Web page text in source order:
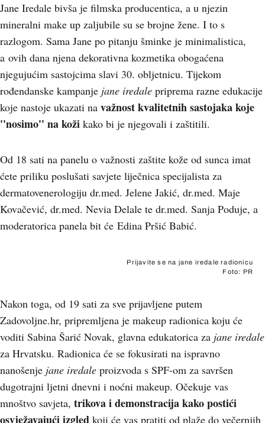
Jane Iredale bivša je filmska producentica, a u njezin
mineralni make up zaljubile su se brojne žene. I to s
razlogom. Sama Jane po pitanju šminke je minimalistica,
a ovih dana njena dekorativna kozmetika obogaćena
njegujućim sastojcima slavi 30. obljetnicu. Tijekom
rođendanske kampanje jane iredale priprema razne edukacije
koje nastoje ukazati na važnost kvalitetnih sastojaka koje
''nosimo'' na koži kako bi je njegovali i zaštitili.
Od 18 sati na panelu o važnosti zaštite kože od sunca imat
ćete priliku poslušati savjete liječnica specijalista za
dermatovenerologiju dr.med. Jelene Jakić, dr.med. Maje
Kovačević, dr.med. Nevia Delale te dr.med. Sanja Poduje, a
moderatorica panela bit će Edina Pršić Babić.
Prijavite se na jane iredale radionicu
Foto: PR
Nakon toga, od 19 sati za sve prijavljene putem
Zadovoljne.hr, pripremljena je makeup radionica koju će
voditi Sabina Šarić Novak, glavna edukatorica za jane iredale
za Hrvatsku. Radionica će se fokusirati na ispravno
nanošenje jane iredale proizvoda s SPF-om za savršen
dugotrajni ljetni dnevni i noćni makeup. Očekuje vas
mnoštvo savjeta, trikova i demonstracija kako postići
osvježavajući izgled koji će vas pratiti od plaže do večernjih